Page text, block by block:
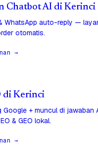
Chatbot AI di Kerinci
WhatsApp auto-reply —
otomatis.
→
di Kerinci
Google + muncul di jawaban
& GEO lokal.
→